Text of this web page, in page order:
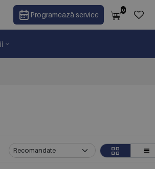
Programează service
0